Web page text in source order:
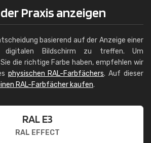
Praxis anzeigen
basierend auf der Anzeige einer
Bildschirm zu treffen. Um
die richtige Farbe haben, empfehlen wir
physischen RAL-Farbfächers. Auf dieser
RAL-Farbfächer kaufen.
RAL E3
RAL EFFECT